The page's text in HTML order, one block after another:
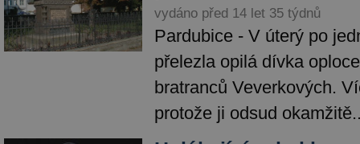
vydáno před 14 let 35 týdnů
Pardubice - V úterý po
přelezla opilá dívka
bratranců Veverkových.
protože ji odsud